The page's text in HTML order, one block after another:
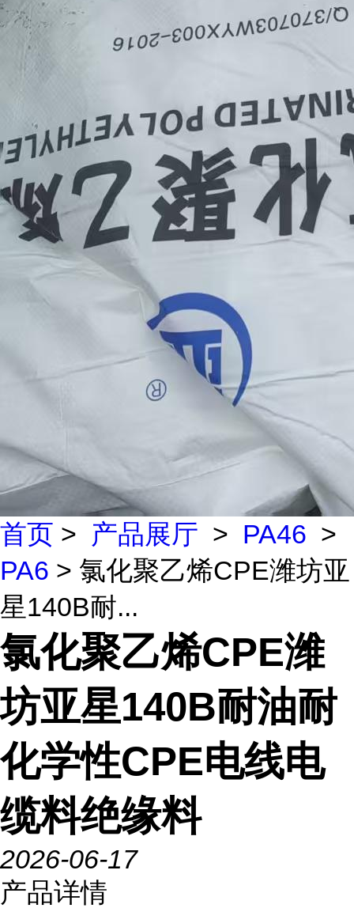
首页 > 产品展厅 > PA46 >
PA6 > 氯化聚乙烯CPE潍坊亚
星140B耐...
氯化聚乙烯CPE潍
坊亚星140B耐油耐
化学性CPE电线电
缆料绝缘料
2026-06-17
产品详情